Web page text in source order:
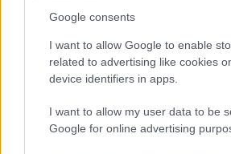
Google consents
I want to allow Google to enable
related to advertising like cookies
device identifiers in apps.
I want to allow my user data to be
Google for online advertising
comprare cibo, tutti continuiamo
della nostra vita, senza aspettare
azzeri. Le persone dovrebbero
approfittare di queste correzioni,
Nella lettera si sbilancia